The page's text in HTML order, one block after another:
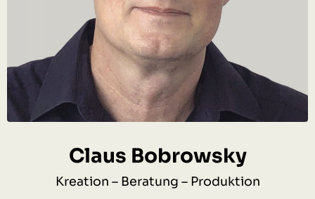
Claus Bobrowsky
Kreation – Beratung – Produktion